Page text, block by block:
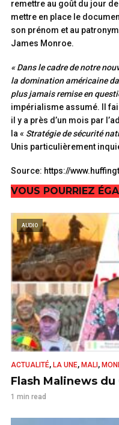
remettre au goût du jour
mettre en place le
son prénom et au
James Monroe.
« Dans le cadre de notre
la domination américaine
plus jamais remise en
impérialisme assumé. Il
il y a près d’un mois par
la « Stratégie de sécurité
Unis particulièrement
Source: https://
VOUS POURRIEZ
AUDIO
ACTUALITÉ, LA UNE, MALI ,
Flash Malinews
1 min read